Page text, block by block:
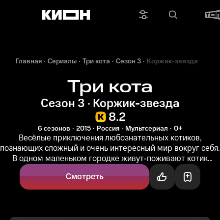
Главная Сериалы Три кота Сезон 3 Коржик-звезда
Три кота
Сезон 3 · Коржик-звезда
8.2
6 сезонов 2015 Россия Мультсериал 0+
Весёлые приключения любознательных котиков,
познающих сложный и очень интересный мир вокруг себя.
В одном маленьком городке живут-поживают котик
Коржик, его брат Компот и...
Смотреть